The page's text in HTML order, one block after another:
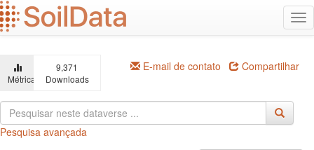
Ir
para
o
principal
Métricas
9,371
Downloads
E-mail de contato Compartilhar
Pesquisa avançada